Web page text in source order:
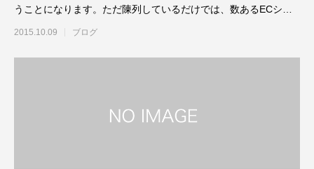
うことになります。ただ陳列しているだけでは、数あるECショ
ップに埋もれてしまい
2015.10.09 ブログ